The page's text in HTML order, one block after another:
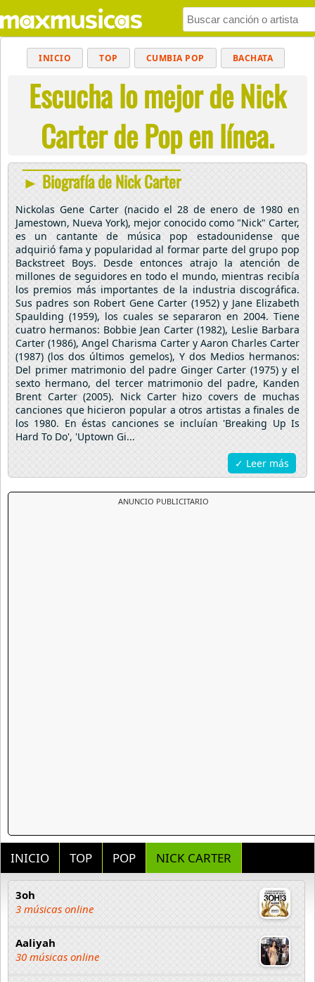
INICIO TOP CUMBIA POP BACHATA
MUSICA CRISTIANA REGGAETON
BALADAS ALTERNATIVO ELECTRÓNICA
CUMBIAS
Escucha lo mejor de Nick
Carter de Pop en línea.
► Biografía de Nick Carter
Nickolas Gene Carter (nacido el 28 de enero de 1980 en
Jamestown, Nueva York), mejor conocido como "Nick" Carter,
es un cantante de música pop estadounidense que
adquirió fama y popularidad al formar parte del grupo pop
Backstreet Boys. Desde entonces atrajo la atención de
millones de seguidores en todo el mundo, mientras recibía
los premios más importantes de la industria discográfica.
Sus padres son Robert Gene Carter (1952) y Jane Elizabeth
Spaulding (1959), los cuales se separaron en 2004. Tiene
cuatro hermanos: Bobbie Jean Carter (1982), Leslie Barbara
Carter (1986), Angel Charisma Carter y Aaron Charles Carter
(1987) (los dos últimos gemelos), Y dos Medios hermanos:
Del primer matrimonio del padre Ginger Carter (1975) y el
sexto hermano, del tercer matrimonio del padre, Kanden
Brent Carter (2005). Nick Carter hizo covers de muchas
canciones que hicieron popular a otros artistas a finales de
los 1980. En éstas canciones se incluían 'Breaking Up Is
Hard To Do', 'Uptown Gi...
✓ Leer más
ANUNCIO PUBLICITARIO
INICIO TOP POP NICK CARTER
3oh
3 músicas online
Aaliyah
30 músicas online